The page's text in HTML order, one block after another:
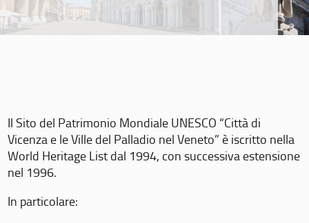
Il Sito del Patrimonio Mondiale UNESCO “Città di
Vicenza e le Ville del Palladio nel Veneto” è iscritto nella
World Heritage List dal 1994, con successiva estensione
nel 1996.
In particolare: